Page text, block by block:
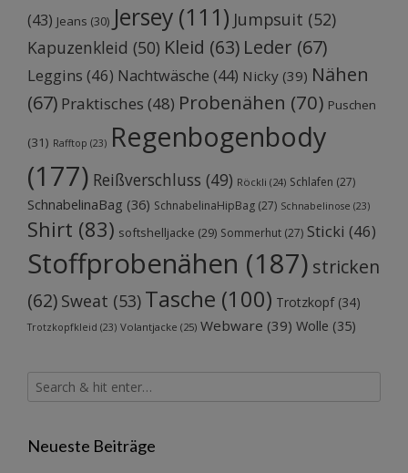
(43) Jeans (30) Jersey (111) Jumpsuit (52)
Kapuzenkleid (50) Kleid (63) Leder (67)
Leggins (46) Nachtwäsche (44) Nicky (39) Nähen
(67) Praktisches (48) Probenähen (70) Puschen
(31) Rafftop (23) Regenbogenbody
(177) Reißverschluss (49) Röckli (24) Schlafen (27)
SchnabelinaBag (36) SchnabelinaHipBag (27) Schnabelinose (23)
Shirt (83) softshelljacke (29) Sommerhut (27) Sticki (46)
Stoffprobenähen (187) stricken
(62) Sweat (53) Tasche (100) Trotzkopf(34)
Trotzkopfkleid (23) Volantjacke (25) Webware (39) Wolle (35)
Neueste Beiträge